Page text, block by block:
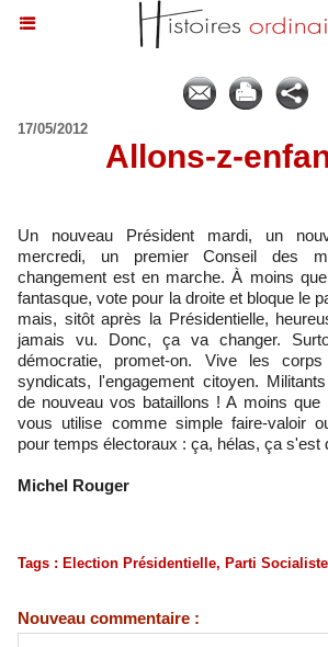
17/05/2012
Allons-z-
Un nouveau Président mardi, un nouveau gouvernement
mercredi, un premier Conseil des
changement est en marche. À moins
fantasque, vote pour la droite et bloque le
mais, sitôt après la Présidentielle,
jamais vu. Donc, ça va changer.
démocratie, promet-on. Vive les corps
syndicats, l'engagement citoyen.
de nouveau vos bataillons ! A moins que
vous utilise comme simple faire-valoir
pour temps électoraux : ça, hélas, ça s'est
Michel Rouger
Tags : Election Présidentielle, Parti Socialiste
Nouveau commentaire :